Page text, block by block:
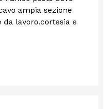
ampia sezione
lavoro.cortesia e